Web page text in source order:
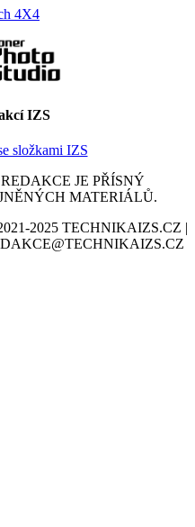
IZS
JE PŘÍSNÝ
MATERIÁLŮ.
2025 TECHNIKAIZS.CZ |